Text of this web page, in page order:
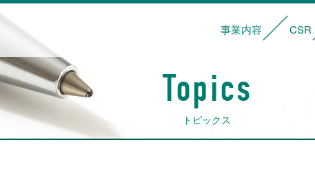
Topics
トピックス
事業内容 CSR